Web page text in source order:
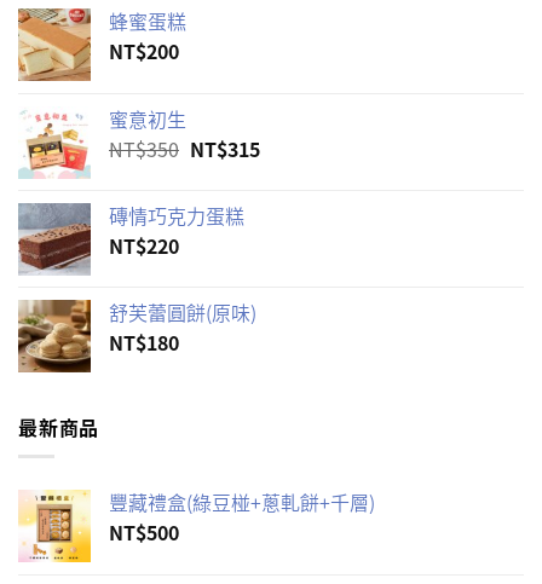
蜂蜜蛋糕
NT$200
蜜意初生
NT$350 原
格：
NT$315目
磚情巧克力蛋糕
NT$220
舒芙蕾圓餅(原味)
NT$180
最新商品
豐藏禮盒(綠豆椪+蔥軋餅+千層)
NT$500